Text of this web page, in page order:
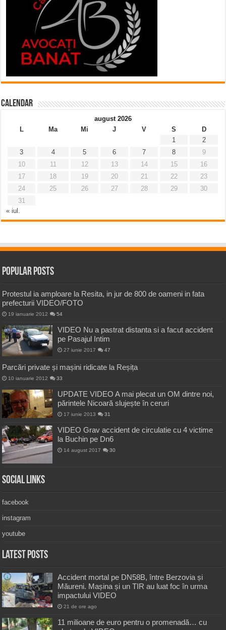
Calendar
august 2026
L
Ma Mi J V S
D
1
2
3
4 5 6 7 8
9
10
11 12 13 14 15
16
17
18 19 20 21 22
23
24
25 26 27 28 29
30
31
« iul.
Popular Posts
Protestul ia amploare la Resita, in jur de 800 de oameni in fata
prefecturii VIDEO/FOTO
19 ianuarie 2012 54
VIDEO Nu a pastrat distanta si a facut accident
pe Pasajul Intim
27 iunie 2017 47
Parcări private și mașini ridicate la Reșița
10 ianuarie 2012 33
UPDATE VIDEO A mai plecat un OM dintre noi,
părintele Nicoară slujește în ceruri
17 iunie 2013 31
VIDEO Grav accident de circulatie cu 4 victime
la Buchin pe Dn6
14 august 2017 30
Social Links
facebook
instagram
youtube
Latest Posts
Accident mortal pe DN58B, între Berzovia și
Măureni. Mașina și un TIR au luat foc în urma
impactului VIDEO
21 de ore ago
11 milioane de euro pentru o promenadă… cu